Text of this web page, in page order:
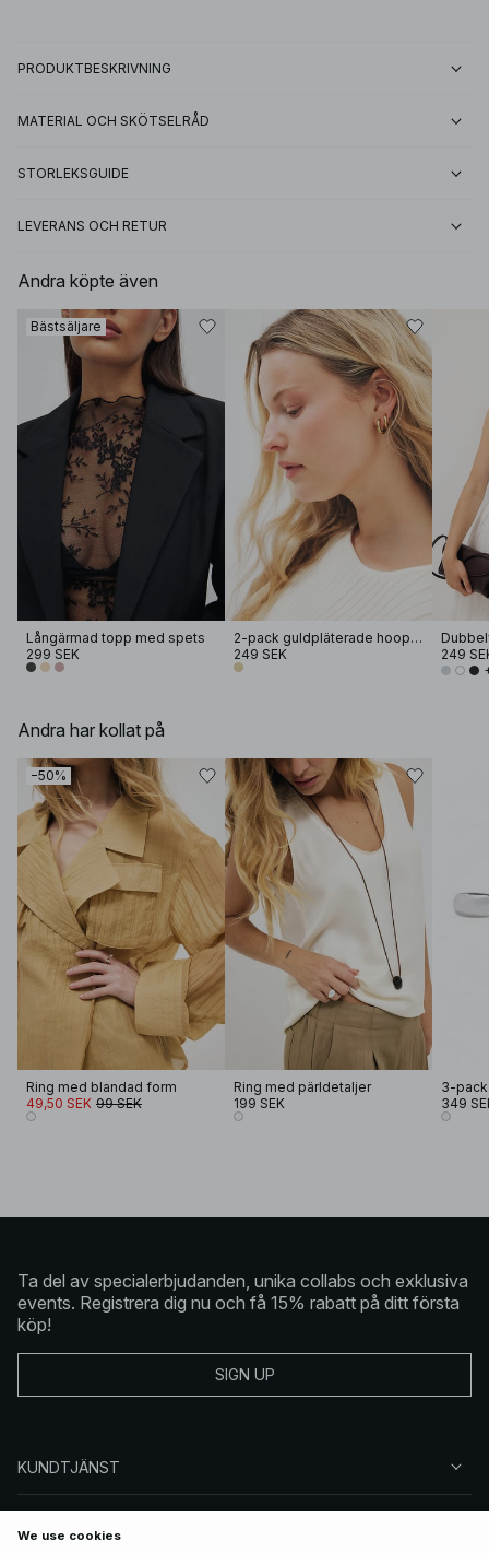
PRODUKTBESKRIVNING
MATERIAL OCH SKÖTSELRÅD
STORLEKSGUIDE
LEVERANS OCH RETUR
Andra köpte även
Bästsäljare
Långärmad topp med spets
299 SEK
2-pack guldpläterade hoopörhängen
249 SEK
249
Andra har kollat på
−50%
Ring med blandad form
49,50 SEK 99 SEK
Ring med pärldetaljer
199 SEK
3-
349
Ta del av specialerbjudanden, unika collabs och exklusiva
events. Registrera dig nu och få 15% rabatt på ditt första
köp!
SIGN UP
KUNDTJÄNST